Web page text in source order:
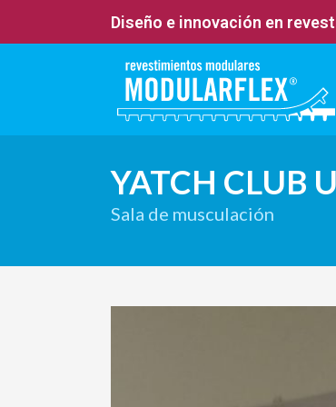
Diseño e innovación en
YATCH CLUB
Sala de musculación